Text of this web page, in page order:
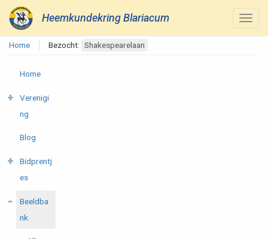
Heemkundekring Blariacum
Home Bezocht: Shakespearelaan
Home
Verenigi
ng
Blog
Bidprentj
es
Beeldba
nk